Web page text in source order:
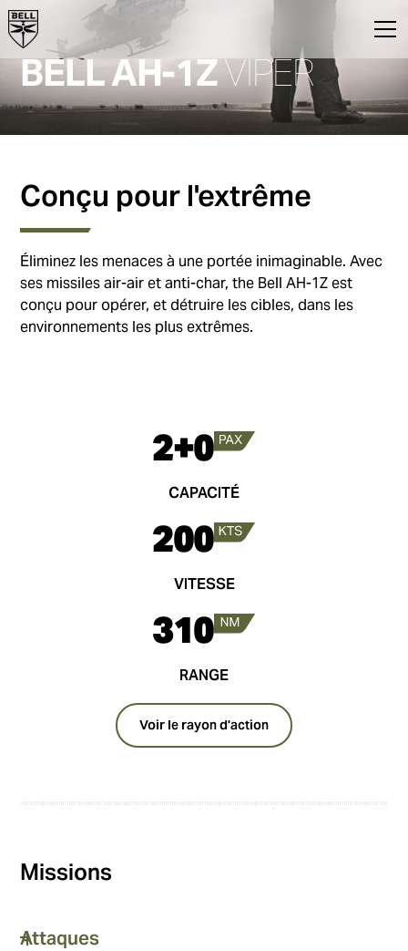
BELL AH-1ZVIPER
Conçu pour l'extrême
Éliminez les menaces à une portée inimaginable. Avec
ses missiles air-air et anti-char, the Bell AH-1Z est
conçu pour opérer, et détruire les cibles, dans les
environnements les plus extrêmes.
2+0
CAPACITÉ
200
VITESSE
310
RANGE
Voir le rayon d'action
Missions
Attaques